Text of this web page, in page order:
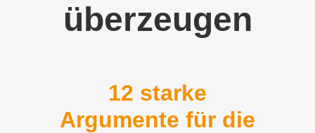
überzeugen
12 starke
Argumente für die